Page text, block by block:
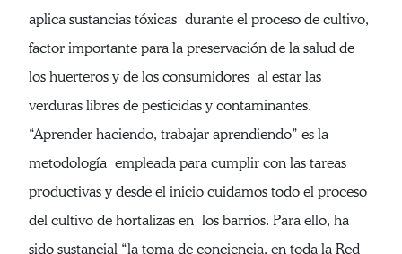
aplica sustancias tóxicas durante el proceso de cultivo,
factor importante para la preservación de la salud de
los huerteros y de los consumidores al estar las
verduras libres de pesticidas y contaminantes.
“Aprender haciendo, trabajar aprendiendo” es la
metodología empleada para cumplir con las tareas
productivas y desde el inicio cuidamos todo el proceso
del cultivo de hortalizas en los barrios. Para ello, ha
sido sustancial “la toma de conciencia, en toda la Red